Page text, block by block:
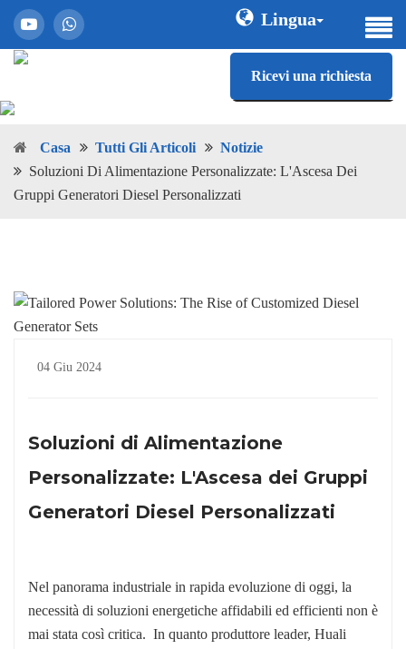
Lingua
Ricevi una richiesta
Casa Tutti Gli Articoli
Notizie
Soluzioni Di Alimentazione Personalizzate: L'Ascesa Dei
Gruppi Generatori Diesel Personalizzati
04 Giu 2024
Soluzioni di Alimentazione
Personalizzate: L'Ascesa dei Gruppi
Generatori Diesel Personalizzati
Nel panorama industriale in rapida evoluzione di oggi, la
necessità di soluzioni energetiche affidabili ed efficienti non è
mai stata così critica. In quanto produttore leader, Huali